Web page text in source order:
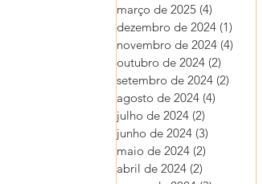
março de 2025 (4)
dezembro de 2024 (1)
novembro de 2024 (4)
outubro de 2024 (2)
setembro de 2024 (2)
agosto de 2024 (4)
julho de 2024 (2)
junho de 2024 (3)
maio de 2024 (2)
abril de 2024 (2)